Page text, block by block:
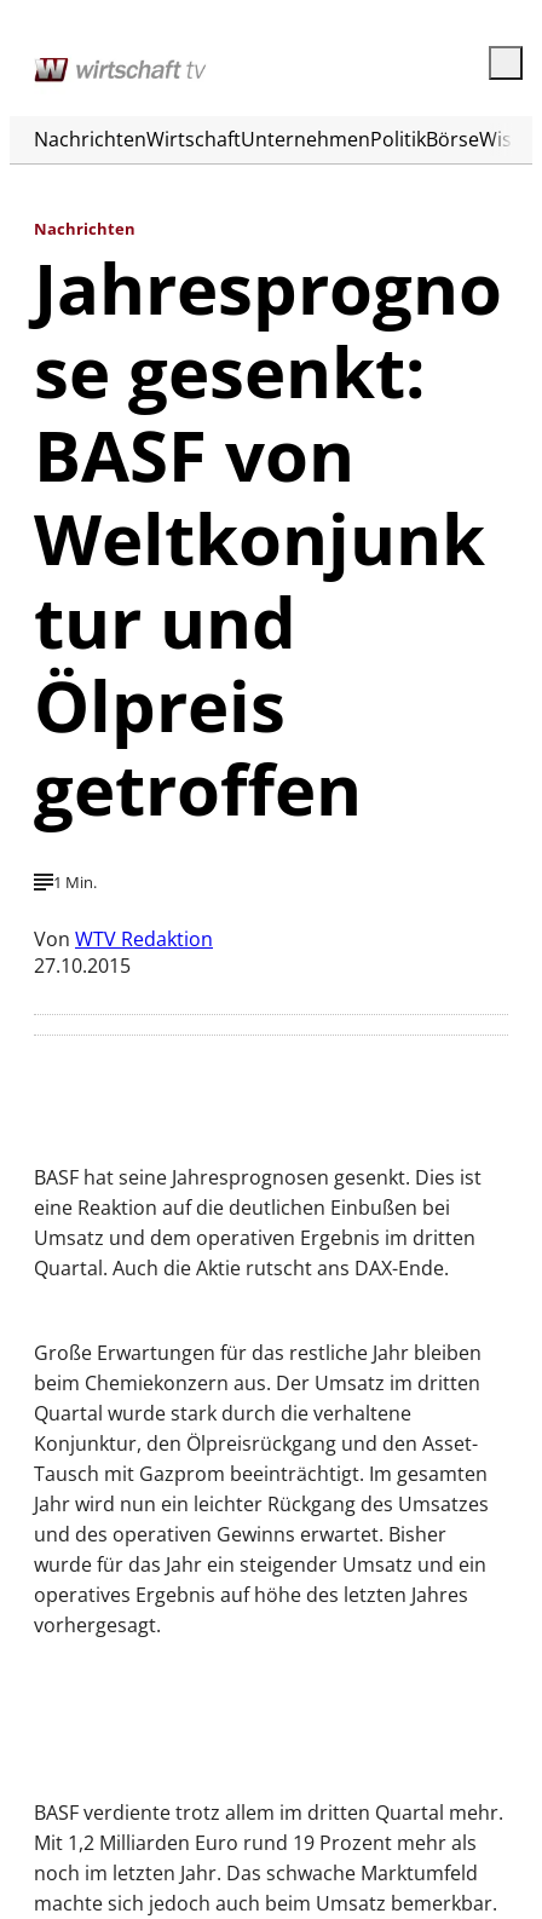
NachrichtenWirtschaftUnternehmenPolitikBörse
Nachrichten
Jahresprogno
se gesenkt:
BASF von
Weltkonjunk
tur und
Ölpreis
getroffen
1 Min.
Von WTV Redaktion
27.10.2015
BASF hat seine Jahresprognosen gesenkt. Dies ist
eine Reaktion auf die deutlichen Einbußen bei
Umsatz und dem operativen Ergebnis im dritten
Quartal. Auch die Aktie rutscht ans DAX-Ende.
Große Erwartungen für das restliche Jahr bleiben
beim Chemiekonzern aus. Der Umsatz im dritten
Quartal wurde stark durch die verhaltene
Konjunktur, den Ölpreisrückgang und den Asset-
Tausch mit Gazprom beeinträchtigt. Im gesamten
Jahr wird nun ein leichter Rückgang des Umsatzes
und des operativen Gewinns erwartet. Bisher
wurde für das Jahr ein steigender Umsatz und ein
operatives Ergebnis auf höhe des letzten Jahres
vorhergesagt.
BASF verdiente trotz allem im dritten Quartal mehr.
Mit 1,2 Milliarden Euro rund 19 Prozent mehr als
noch im letzten Jahr. Das schwache Marktumfeld
machte sich jedoch auch beim Umsatz bemerkbar.